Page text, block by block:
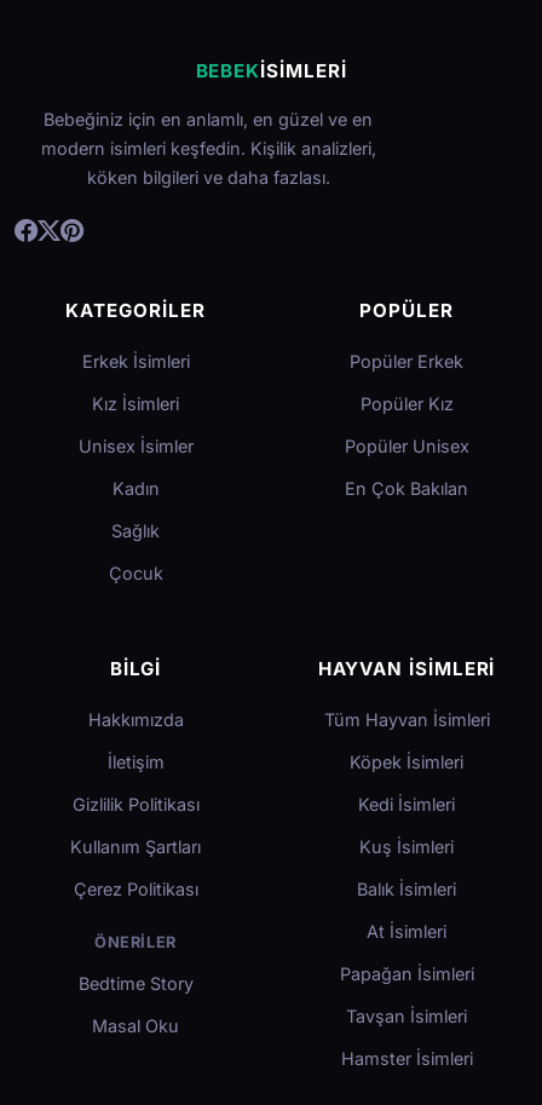
BEBEKİSIMLERI
Bebeğiniz için en anlamlı, en güzel ve en
modern isimleri keşfedin. Kişilik analizleri,
köken bilgileri ve daha fazlası.
KATEGORILER
Erkek İsimleri
Kız İsimleri
Unisex İsimler
Kadın
Sağlık
Çocuk
POPÜLER
Popüler Erkek
Popüler Kız
Popüler Unisex
En Çok Bakılan
BILGI
Hakkımızda
İletişim
Gizlilik Politikası
Kullanım Şartları
Çerez Politikası
ÖNERILER
Bedtime Story
Masal Oku
HAYVAN İSIMLERI
Tüm Hayvan İsimleri
Köpek İsimleri
Kedi İsimleri
Kuş İsimleri
Balık İsimleri
At İsimleri
Papağan İsimleri
Tavşan İsimleri
Hamster İsimleri